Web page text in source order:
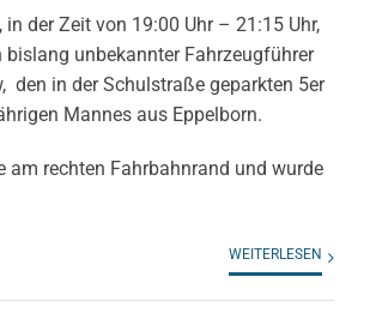
der Zeit von 19:00 Uhr – 21:15 Uhr,
bislang unbekannter Fahrzeugführer
den in der Schulstraße geparkten 5er
Mannes aus Eppelborn.
am rechten Fahrbahnrand und wurde
WEITERLESEN